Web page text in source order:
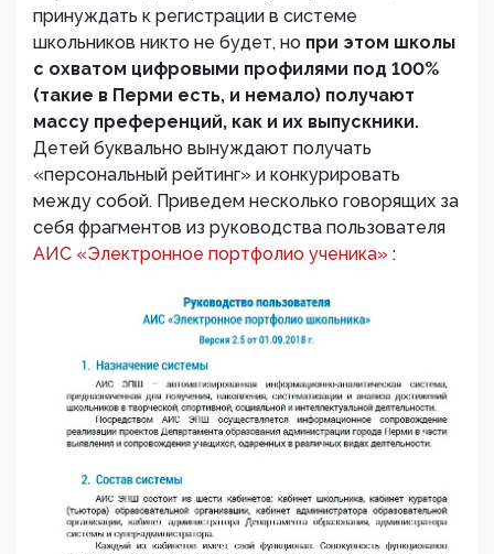
принуждать к регистрации в системе
школьников никто не будет, но при этом школы
с охватом цифровыми профилями под 100%
(такие в Перми есть, и немало) получают
массу преференций, как и их выпускники.
Детей буквально вынуждают получать
«персональный рейтинг» и конкурировать
между собой. Приведем несколько говорящих за
себя фрагментов из руководства пользователя
АИС «Электронное портфолио ученика» :